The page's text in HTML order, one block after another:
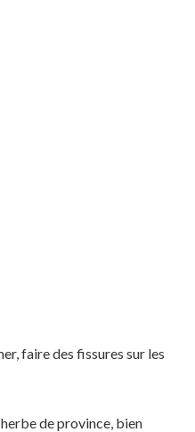
faire des fissures sur les
de province, bien